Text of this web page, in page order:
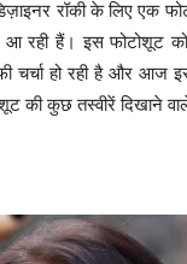
रॉकी के लिए एक
आ रही हैं। इस फोटोशूट
चर्चा हो रही है और
की कुछ तस्वीरें दिखाने